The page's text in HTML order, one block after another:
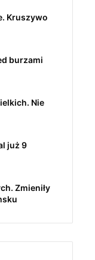
Kruszywo
burzami
Nie
już 9
Zmieniły